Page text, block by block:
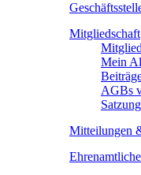
Mitgliedschaft
Mein
AGBs
Satzung
Mitteilungen